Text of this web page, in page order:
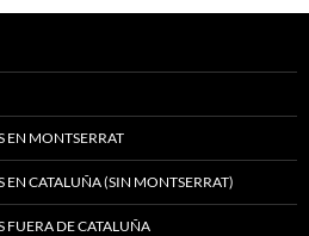
EN MONTSERRAT
EN CATALUÑA (SIN MONTSERRAT)
FUERA DE CATALUÑA